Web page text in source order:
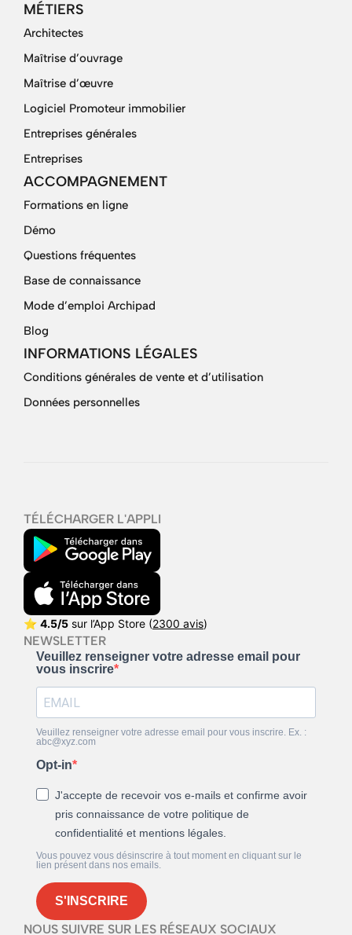
MÉTIERS
Architectes
Maîtrise d’ouvrage
Maîtrise d’œuvre
Logiciel Promoteur immobilier
Entreprises générales
Entreprises
ACCOMPAGNEMENT
Formations en ligne
Démo
Questions fréquentes
Base de connaissance
Mode d’emploi Archipad
Blog
INFORMATIONS LÉGALES
Conditions générales de vente et d’utilisation
Données personnelles
TÉLÉCHARGER L'APPLI
⭐ 4.5/5 sur l’App Store (2300 avis)
NEWSLETTER
Veuillez renseigner votre adresse email pour
vous inscrire
Veuillez renseigner votre adresse email pour vous inscrire. Ex. :
abc@xyz.com
Opt-in
J'accepte de recevoir vos e-mails et confirme avoir
pris connaissance de votre politique de
confidentialité et mentions légales.
Vous pouvez vous désinscrire à tout moment en cliquant sur le
lien présent dans nos emails.
S'INSCRIRE
NOUS SUIVRE SUR LES RÉSEAUX SOCIAUX